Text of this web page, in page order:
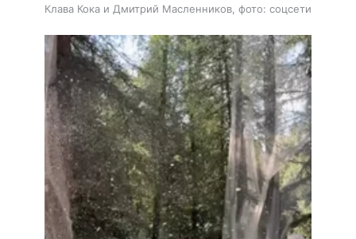
Клава Кока и Дмитрий Масленников, фото: соцсети